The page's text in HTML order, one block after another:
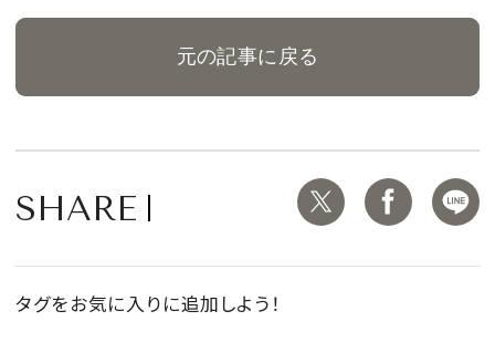
元の記事に戻る
SHARE
タグをお気に入りに追加しよう！